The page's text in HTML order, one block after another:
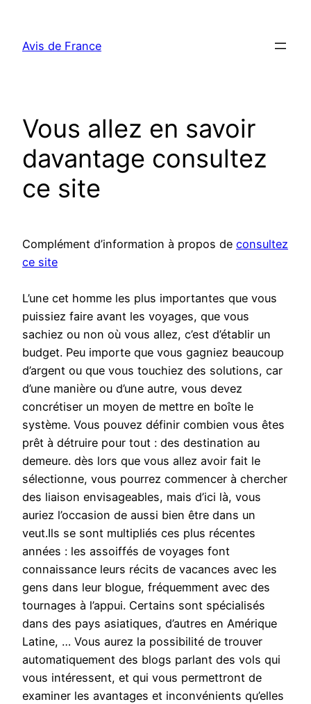
contenu
Avis de France
Vous allez en savoir
davantage consultez
ce site
Complément d’information à propos de consultez
ce site
L’une cet homme les plus importantes que vous
puissiez faire avant les voyages, que vous
sachiez ou non où vous allez, c’est d’établir un
budget. Peu importe que vous gagniez beaucoup
d’argent ou que vous touchiez des solutions, car
d’une manière ou d’une autre, vous devez
concrétiser un moyen de mettre en boîte le
système. Vous pouvez définir combien vous êtes
prêt à détruire pour tout : des destination au
demeure. dès lors que vous allez avoir fait le
sélectionne, vous pourrez commencer à chercher
des liaison envisageables, mais d’ici là, vous
auriez l’occasion de aussi bien être dans un
veut.Ils se sont multipliés ces plus récentes
années : les assoiffés de voyages font
connaissance leurs récits de vacances avec les
gens dans leur blogue, fréquemment avec des
tournages à l’appui. Certains sont spécialisés
dans des pays asiatiques, d’autres en Amérique
Latine, … Vous aurez la possibilité de trouver
automatiquement des blogs parlant des vols qui
vous intéressent, et qui vous permettront de
examiner les avantages et inconvénients qu’elles